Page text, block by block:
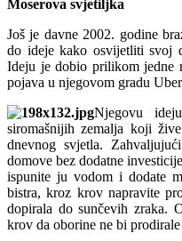
Moserova svjetiljka
Još je davne 2002. godine
do ideje kako osvijetliti svoj
Ideju je dobio prilikom jedne
pojava u njegovom gradu
Njegovu
siromašnijih zemalja koji
dnevnog svjetla.
domove bez dodatne
ispunite ju vodom i dodate
bistra, kroz krov napravite
dopirala do sunčevih zraka.
krov da oborine ne bi